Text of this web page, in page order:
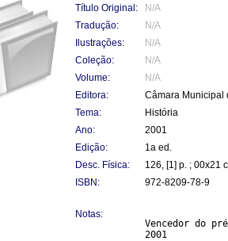
Título Original:
N/A
Tradução:
N/A
Ilustrações:
N/A
Coleção:
N/A
Volume:
N/A
Editora:
Câmara Municipal
Tema:
História
Ano:
2001
Edição:
1a ed.
Desc. Física:
126, [1] p. ; 00x21
ISBN:
972-8209-78-9
Notas:
Vencedor do
2001